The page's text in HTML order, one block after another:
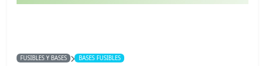
FUSIBLES Y BASES BASES FUSIBLES